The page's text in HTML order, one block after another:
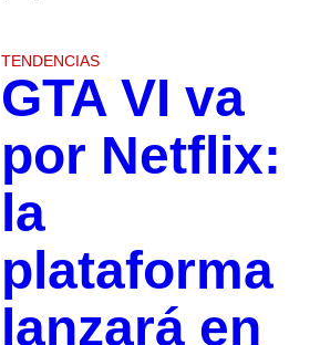
TENDENCIAS
GTA VI va
por Netflix:
la
plataforma
lanzará en